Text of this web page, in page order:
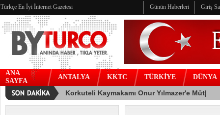
Türkçe En İyi İnternet Gazetesi Günün Haberleri Giriş
ANA
SAYFA
ANTALYA KKTC TÜRKİYE DÜNYA